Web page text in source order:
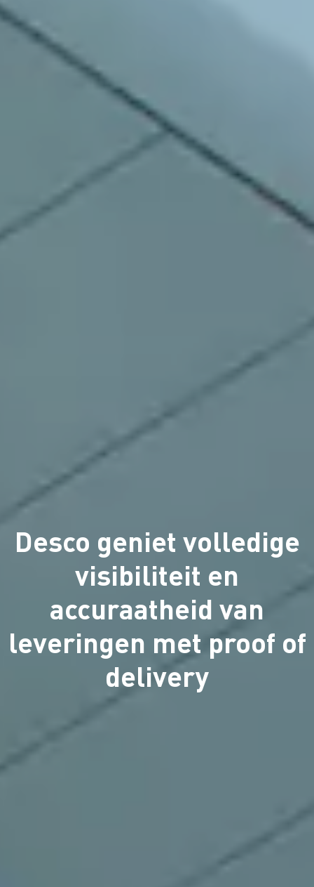
Desco geniet volledige
visibiliteit en
accuraatheid van
leveringen met proof of
delivery